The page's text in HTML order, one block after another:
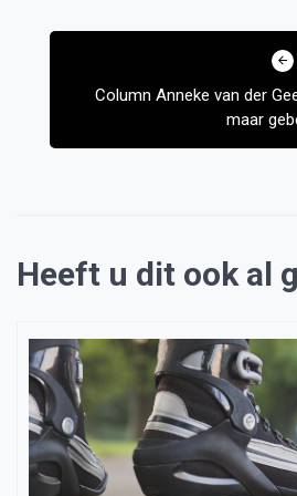
Bericht
Column Anneke van der
maar
Heeft u dit ook al